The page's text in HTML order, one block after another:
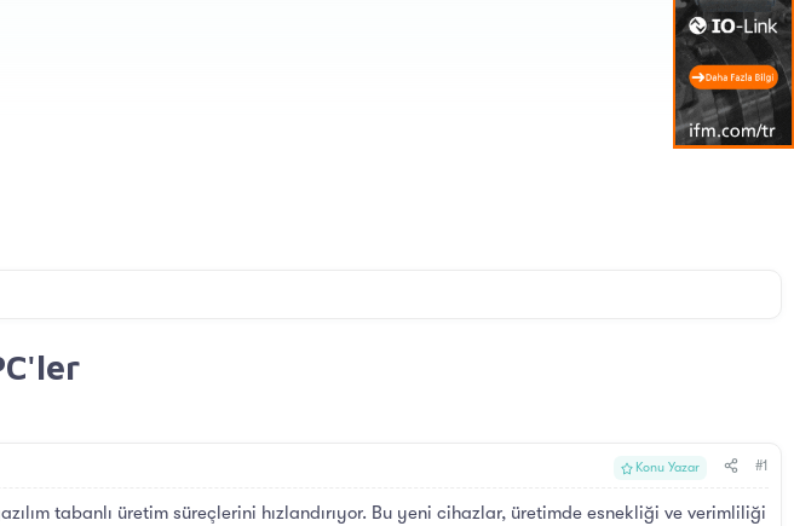
Konu Yazar #1
tabanlı üretim süreçlerini hızlandırıyor. Bu yeni cihazlar, üretimde esnekliği ve verimliliği